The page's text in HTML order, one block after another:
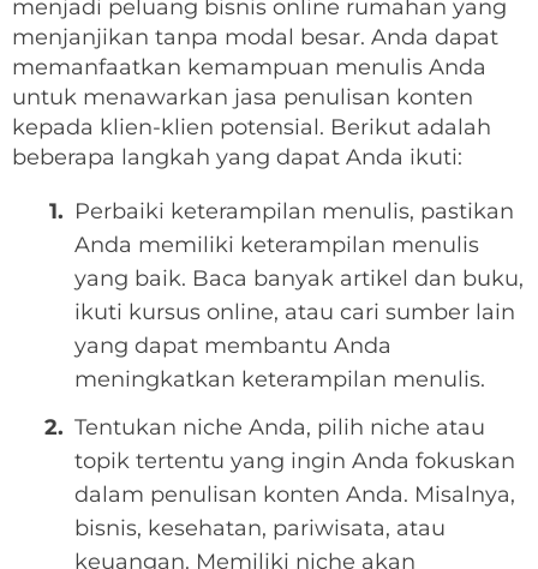
menjadi peluang bisnis online rumahan yang
menjanjikan tanpa modal besar. Anda dapat
memanfaatkan kemampuan menulis Anda
untuk menawarkan jasa penulisan konten
kepada klien-klien potensial. Berikut adalah
beberapa langkah yang dapat Anda ikuti:
Perbaiki keterampilan menulis, pastikan
Anda memiliki keterampilan menulis
yang baik. Baca banyak artikel dan buku,
ikuti kursus online, atau cari sumber lain
yang dapat membantu Anda
meningkatkan keterampilan menulis.
Tentukan niche Anda, pilih niche atau
topik tertentu yang ingin Anda fokuskan
dalam penulisan konten Anda. Misalnya,
bisnis, kesehatan, pariwisata, atau
keuangan. Memiliki niche akan